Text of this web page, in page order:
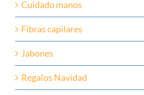
Cuidado manos
Fibras capilares
Jabones
Regalos Navidad